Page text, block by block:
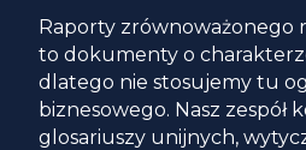
Raporty zrównoważonego
to dokumenty o
dlatego nie stosujemy tu
biznesowego. Nasz zespół
glosariuszy unijnych,